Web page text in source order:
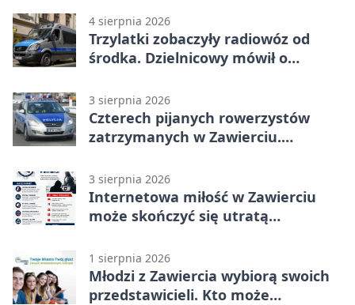
4 sierpnia 2026
Trzylatki zobaczyły radiowóz od
środka. Dzielnicowy mówił o
3 sierpnia 2026
Czterech pijanych rowerzystów
zatrzymanych w Zawierciu.
3 sierpnia 2026
Internetowa miłość w Zawierciu
może skończyć się utratą
1 sierpnia 2026
Młodzi z Zawiercia wybiorą swoich
przedstawicieli. Kto może